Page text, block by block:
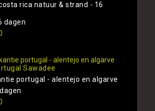
rica natuur & strand - 16
dagen
Sawadee
portugal - alentejo en algarve